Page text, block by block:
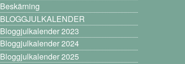
Beskärning
BLOGGJULKALENDER
Bloggjulkalender 2023
Bloggjulkalender 2024
Bloggjulkalender 2025